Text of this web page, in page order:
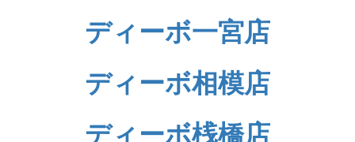
ディーボ一宮店
ディーボ相模店
ディーボ桟橋店